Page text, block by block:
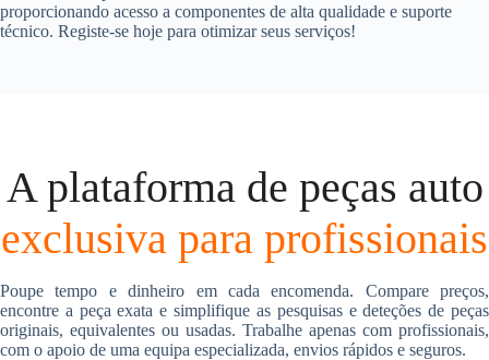
proporcionando acesso a componentes de alta qualidade e suporte
técnico. Registe-se hoje para otimizar seus serviços!
A plataforma de peças auto
exclusiva para profissionais
Poupe tempo e dinheiro em cada encomenda. Compare preços,
encontre a peça exata e simplifique as pesquisas e deteções de peças
originais, equivalentes ou usadas. Trabalhe apenas com profissionais,
com o apoio de uma equipa especializada, envios rápidos e seguros.